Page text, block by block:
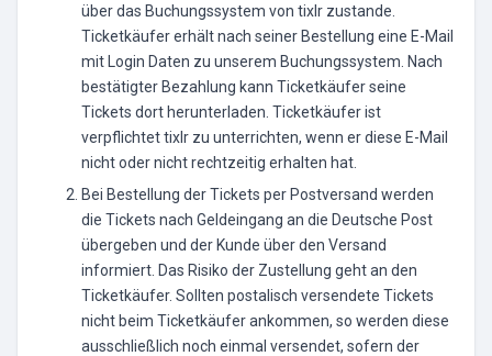
über das Buchungssystem von tixlr zustande.
Ticketkäufer erhält nach seiner Bestellung eine E-Mail
mit Login Daten zu unserem Buchungssystem. Nach
bestätigter Bezahlung kann Ticketkäufer seine
Tickets dort herunterladen. Ticketkäufer ist
verpflichtet tixlr zu unterrichten, wenn er diese E-Mail
nicht oder nicht rechtzeitig erhalten hat.
Bei Bestellung der Tickets per Postversand werden
die Tickets nach Geldeingang an die Deutsche Post
übergeben und der Kunde über den Versand
informiert. Das Risiko der Zustellung geht an den
Ticketkäufer. Sollten postalisch versendete Tickets
nicht beim Ticketkäufer ankommen, so werden diese
ausschließlich noch einmal versendet, sofern der